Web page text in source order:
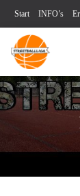
Start INFO’s